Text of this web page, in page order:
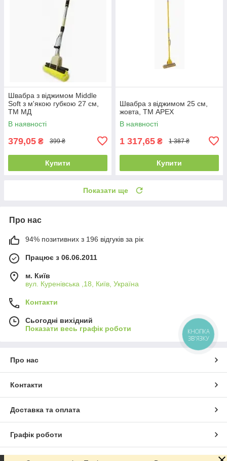
Швабра з віджимом Middle
Soft з м'якою губкою 27 см,
ТМ МД
В наявності
379,05 ₴ 399 ₴
Купити
Швабра з віджимом 25 см,
жовта, ТМ APEX
В наявності
1 317,65 ₴ 1 387 ₴
Купити
Показати ще
Про нас
94% позитивних з 196 відгуків за рік
Працює з 06.06.2011
м. Київ
вул. Куренівська ,18, Київ, Україна
Контакти
Сьогодні вихідний
Показати весь графік роботи
Про нас
Контакти
Доставка та оплата
Графік роботи
КНОПКА
ЗВ'ЯЗКУ